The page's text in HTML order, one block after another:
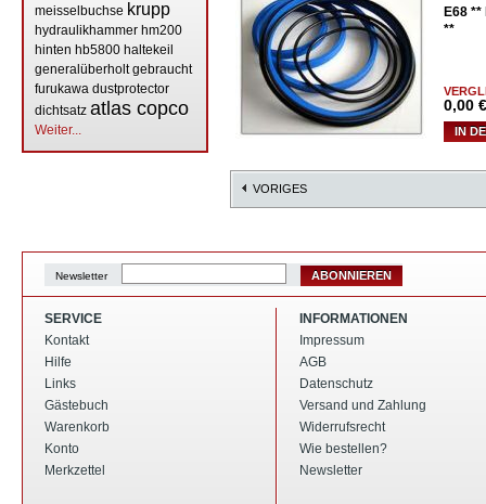
meisselbuchse krupp
hydraulikhammer hm200
hinten hb5800 haltekeil
generalüberholt gebraucht
furukawa dustprotector
dichtsatz atlas copco
Weiter...
E68
**
0,00
IN
VORIGES
Newsletter ABONNIEREN
SERVICE
Kontakt
Hilfe
Links
Gästebuch
Warenkorb
Konto
Merkzettel
INFORMATIONEN
Impressum
AGB
Datenschutz
Versand und Zahlung
Widerrufsrecht
Wie bestellen?
Newsletter